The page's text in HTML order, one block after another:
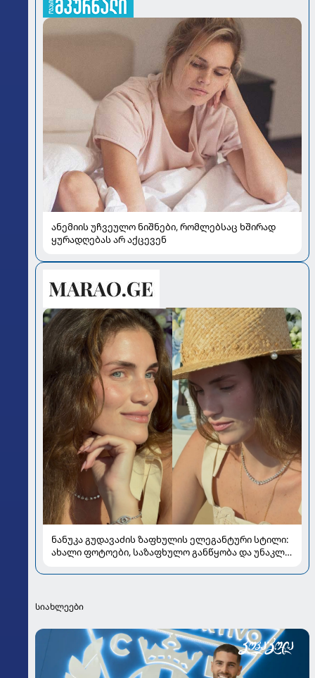
ანემიის უჩვეულო ნიშნები, რომლებსაც ხშირად
ყურადღებას არ აქცევენ
ნანუკა გუდავაძის ზაფხულის ელეგანტური სტილი:
ახალი ფოტოები, საზაფხულო განწყობა და უნაკლო
სიახლეები